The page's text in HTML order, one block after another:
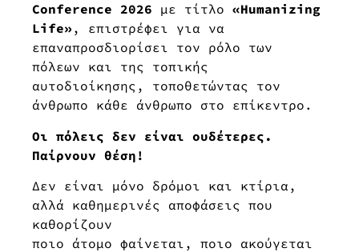
Conference 2026 με τίτλο «Humanizing
Life» , επιστρέφει για να
επαναπροσδιορίσει τον ρόλο των
πόλεων και της τοπικής
αυτοδιοίκησης, τοποθετώντας τον
άνθρωπο κάθε άνθρωπο στο επίκεντρο.
Οι πόλεις δεν είναι ουδέτερες.
Παίρνουν θέση!
Δεν είναι μόνο δρόμοι και κτίρια,
αλλά καθημερινές αποφάσεις που
καθορίζουν
ποιο άτομο φαίνεται, ποιο ακούγεται